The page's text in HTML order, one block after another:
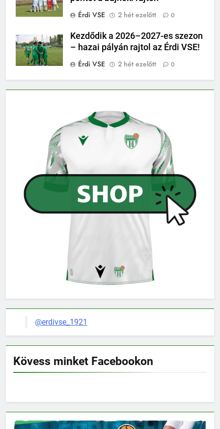
Érdi VSE
2 hét ezelőtt 0
Kezdődik a 2026–2027-es szezon
– hazai pályán rajtol az Érdi VSE!
Érdi VSE
2 hét ezelőtt 0
@erdivse_1921
Kövess minket Facebookon